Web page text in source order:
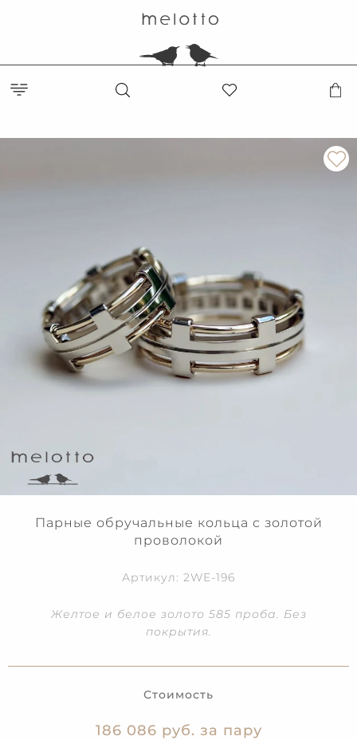
Парные обручальные кольца с золотой
проволокой
Артикул: 2WE-196
Желтое и белое золото 585 проба. Без
покрытия.
Стоимость
186 086 руб. за пару